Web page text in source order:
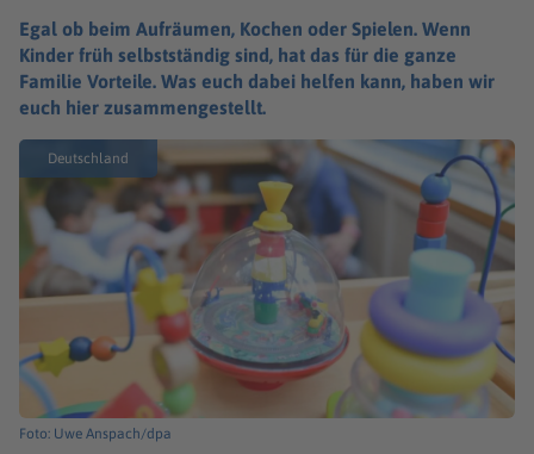
Egal ob beim Aufräumen, Kochen oder Spielen. Wenn
Kinder früh selbstständig sind, hat das für die ganze
Familie Vorteile. Was euch dabei helfen kann, haben wir
euch hier zusammengestellt.
Deutschland
Foto: Uwe Anspach/dpa